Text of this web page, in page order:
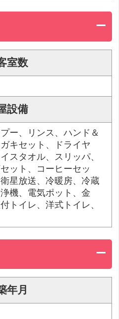
室数
設備
ー、リンス、ハンド＆
キセット、ドライヤ
スタオル、スリッパ、
ット、コーヒーセッ
星放送、冷暖房、冷蔵
機、電気ポット、金
トイレ、洋式トイレ、
年月